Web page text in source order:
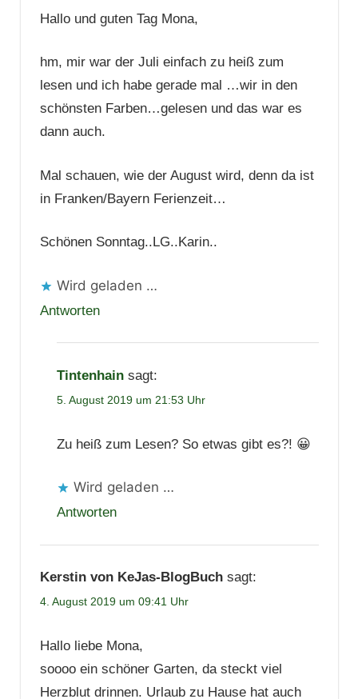
Hallo und guten Tag Mona,
hm, mir war der Juli einfach zu heiß zum
lesen und ich habe gerade mal …wir in den
schönsten Farben…gelesen und das war es
dann auch.
Mal schauen, wie der August wird, denn da ist
in Franken/Bayern Ferienzeit…
Schönen Sonntag..LG..Karin..
Wird geladen …
Antworten
Tintenhain sagt:
5. August 2019 um 21:53 Uhr
Zu heiß zum Lesen? So etwas gibt es?! 😀
Wird geladen …
Antworten
Kerstin von KeJas-BlogBuch sagt:
4. August 2019 um 09:41 Uhr
Hallo liebe Mona,
soooo ein schöner Garten, da steckt viel
Herzblut drinnen. Urlaub zu Hause hat auch